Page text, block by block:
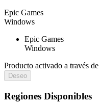
Epic Games
Windows
Epic Games
Windows
Producto activado a través de
Deseo
Regiones Disponibles